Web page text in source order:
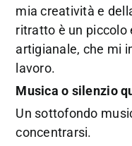
mia creatività e
ritratto è un
artigianale, che mi
lavoro.
Musica o silenzio
Un sottofondo
concentrarsi.